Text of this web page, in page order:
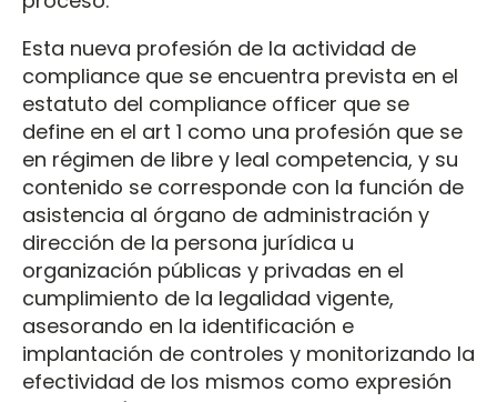
Esta nueva profesión de la actividad de
compliance que se encuentra prevista en el
estatuto del compliance officer que se
define en el art 1 como una profesión que se
en régimen de libre y leal competencia, y su
contenido se corresponde con la función de
asistencia al órgano de administración y
dirección de la persona jurídica u
organización públicas y privadas en el
cumplimiento de la legalidad vigente,
asesorando en la identificación e
implantación de controles y monitorizando la
efectividad de los mismos como expresión